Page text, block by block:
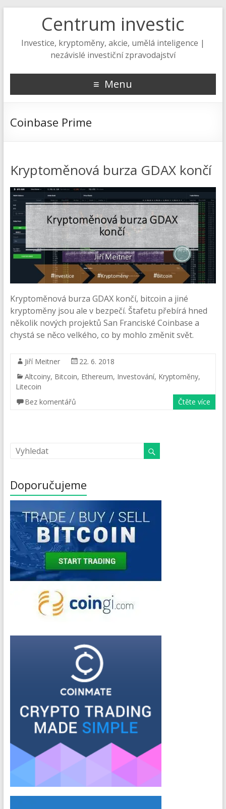
Centrum investic
Investice, kryptoměny, akcie, umělá inteligence |
nezávislé investiční zpravodajství
Menu
Coinbase Prime
Kryptoměnová burza GDAX končí
Kryptoměnová burza GDAX končí, bitcoin a jiné
kryptoměny jsou ale v bezpečí. Štafetu přebírá hned
několik nových projektů San Franciské Coinbase a
chystá se něco velkého, co by mohlo změnit svět.
Jiří Meitner
22. 6. 2018
Altcoiny, Bitcoin, Ethereum, Investování, Kryptoměny,
Litecoin
Bez komentářů
Čtěte více
Doporučujeme